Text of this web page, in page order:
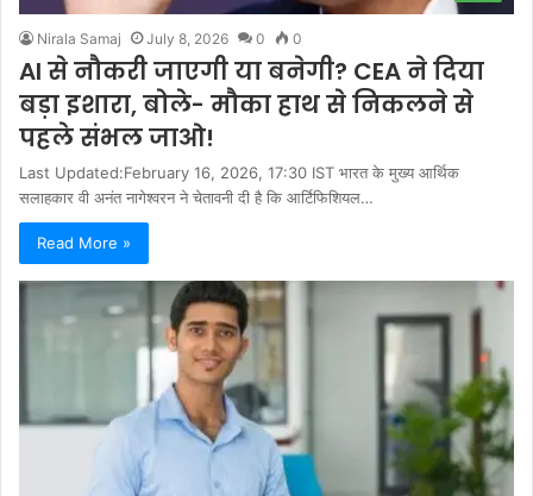
Nirala Samaj July 8, 2026 0 0
AI से नौकरी जाएगी या बनेगी? CEA ने दिया
बड़ा इशारा, बोले- मौका हाथ से निकलने से
पहले संभल जाओ!
Last Updated:February 16, 2026, 17:30 IST भारत के मुख्य आर्थिक
सलाहकार वी अनंत नागेश्वरन ने चेतावनी दी है कि आर्टिफिशियल…
Read More »